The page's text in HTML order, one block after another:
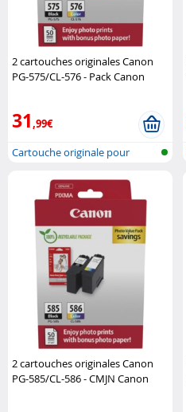
2 cartouches originales Canon
PG-575/CL-576 - Pack Canon
31,99€
Cartouche originale pour
2 cartouches originales Canon
PG-585/CL-586 - CMJN Canon